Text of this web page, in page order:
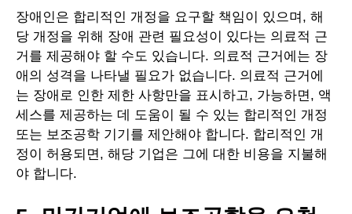
장애인은 합리적인 개정을 요구할 책임이 있으며, 해
당 개정을 위해 장애 관련 필요성이 있다는 의료적 근
거를 제공해야 할 수도 있습니다. 의료적 근거에는 장
애의 성격을 나타낼 필요가 없습니다. 의료적 근거에
는 장애로 인한 제한 사항만을 표시하고, 가능하면, 액
세스를 제공하는 데 도움이 될 수 있는 합리적인 개정
또는 보조공학 기기를 제안해야 합니다. 합리적인 개
정이 허용되면, 해당 기업은 그에 대한 비용을 지불해
야 합니다.